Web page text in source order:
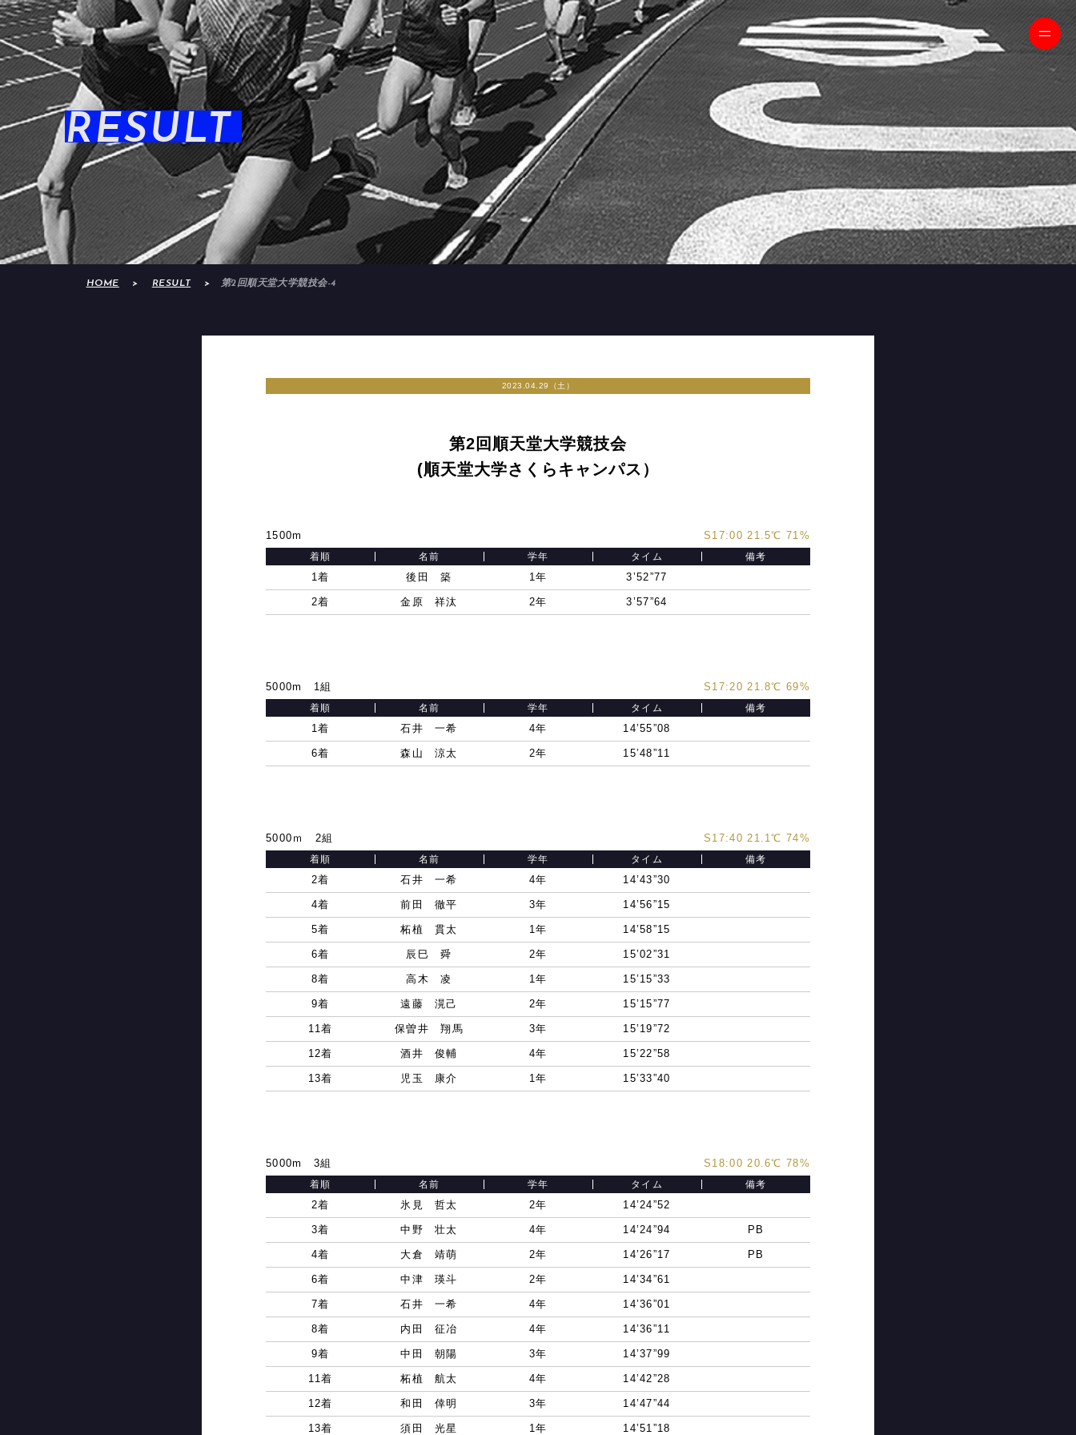
RESULT
HOME RESULT 第2回順天堂大学競技会-4
2023.04.29（土）
第2回順天堂大学競技会
(順天堂大学さくらキャンパス）
1500m S17:00 21.5℃ 71%
着順 名前 学年 タイム 備考
1着 後田 築 1年 3’52”77
2着 金原 祥汰 2年 3’57”64
5000m 1組 S17:20 21.8℃ 69%
着順 名前 学年 タイム 備考
1着 石井 一希 4年 14’55”08
6着 森山 涼太 2年 15’48”11
5000ｍ 2組 S17:40 21.1℃ 74%
着順 名前 学年 タイム 備考
2着 石井 一希 4年 14’43”30
4着 前田 徹平 3年 14’56”15
5着 柘植 貫太 1年 14’58”15
6着 辰巳 舜 2年 15’02”31
8着 高木 凌 1年 15’15”33
9着 遠藤 滉己 2年 15’15”77
11着 保曽井 翔馬 3年 15’19”72
12着 酒井 俊輔 4年 15’22”58
13着 児玉 康介 1年 15’33”40
5000m 3組 S18:00 20.6℃ 78%
着順 名前 学年 タイム 備考
2着 氷見 哲太 2年 14’24”52
3着 中野 壮太 4年 14’24”94 PB
4着 大倉 靖萌 2年 14’26”17 PB
6着 中津 瑛斗 2年 14’34”61
7着 石井 一希 4年 14’36”01
8着 内田 征冶 4年 14’36”11
9着 中田 朝陽 3年 14’37”99
11着 柘植 航太 4年 14’42”28
12着 和田 倖明 3年 14’47”44
13着 須田 光星 1年 14’51”18